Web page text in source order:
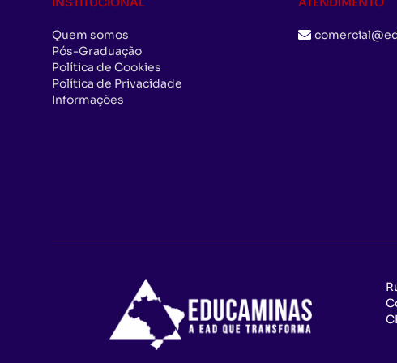
Quem somos
Pós-Graduação
Política de Cookies
Política de Privacidade
Informações